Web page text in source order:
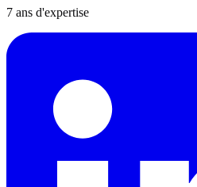
7 ans d'expertise